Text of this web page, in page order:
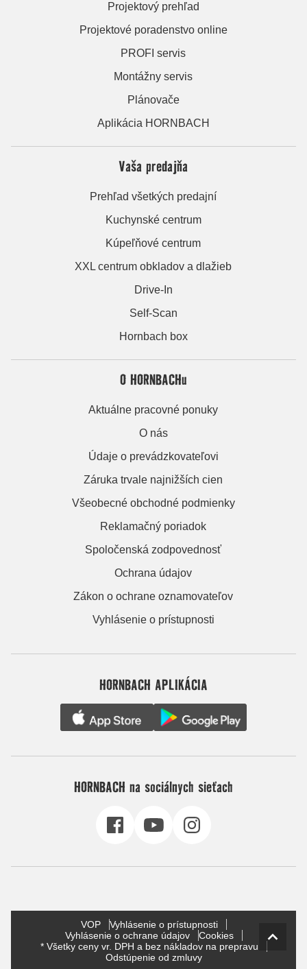
Projektový prehľad
Projektové poradenstvo online
PROFI servis
Montážny servis
Plánovače
Aplikácia HORNBACH
Vaša predajňa
Prehľad všetkých predajní
Kuchynské centrum
Kúpeľňové centrum
XXL centrum obkladov a dlažieb
Drive-In
Self-Scan
Hornbach box
O HORNBACHu
Aktuálne pracovné ponuky
O nás
Údaje o prevádzkovateľovi
Záruka trvale najnižších cien
Všeobecné obchodné podmienky
Reklamačný poriadok
Spoločenská zodpovednosť
Ochrana údajov
Zákon o ochrane oznamovateľov
Vyhlásenie o prístupnosti
HORNBACH APLIKÁCIA
HORNBACH na sociálnych sieťach
VOP
Vyhlásenie o prístupnosti
Vyhlásenie o ochrane údajov
Cookies
* Všetky ceny vr. DPH a bez nákladov na prepravu
Odstúpenie od zmluvy